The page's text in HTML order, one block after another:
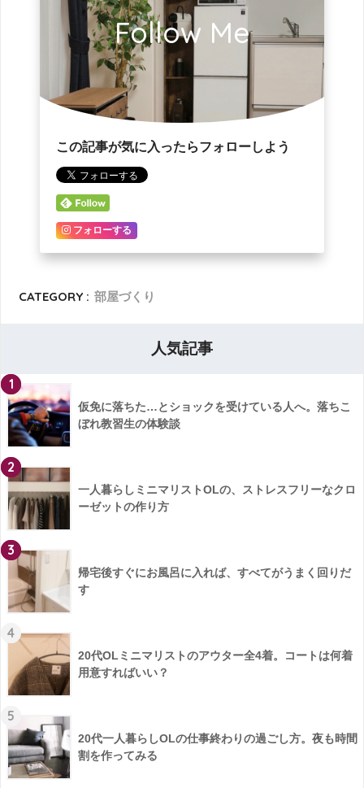
Follow Me
この記事が気に入ったらフォローしよう
フォローする
CATEGORY : 部屋づくり
人気記事
1
仮免に落ちた…とショックを受けている人へ。落ちこ
ぼれ教習生の体験談
2
一人暮らしミニマリストOLの、ストレスフリーなクロ
ーゼットの作り方
3
帰宅後すぐにお風呂に入れば、すべてがうまく回りだ
す
4
20代OLミニマリストのアウター全4着。コートは何着
用意すればいい？
5
20代一人暮らしOLの仕事終わりの過ごし方。夜も時間
割を作ってみる